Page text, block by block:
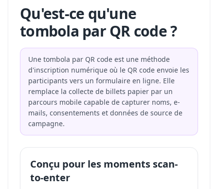
Qu'est-ce qu'une
tombola par QR code ?
Une tombola par QR code est une méthode
d'inscription numérique où le QR code envoie les
participants vers un formulaire en ligne. Elle
remplace la collecte de billets papier par un
parcours mobile capable de capturer noms, e-
mails, consentements et données de source de
campagne.
Conçu pour les moments scan-
to-enter